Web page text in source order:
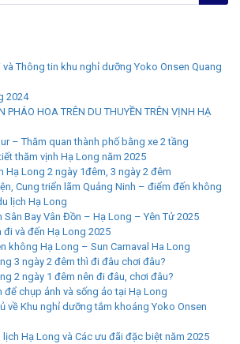
Thông tin khu nghỉ dưỡng Yoko Onsen Quang
2024
PHÁO HOA TRÊN DU THUYỀN TRÊN VỊNH HẠ
– Thăm quan thành phố bằng xe 2 tầng
thăm vịnh Hạ Long năm 2025
Hạ Long 2 ngày 1đêm, 3 ngày 2 đêm
Cung triển lãm Quảng Ninh – điểm đến không
lịch Hạ Long
Sân Bay Vân Đồn – Hạ Long – Yên Tử 2025
đi và đến Hạ Long 2025
không Hạ Long – Sun Carnaval Ha Long
3 ngày 2 đêm thì đi đâu chơi đâu?
2 ngày 1 đêm nên đi đâu, chơi đâu?
để chụp ảnh và sống ảo tại Hạ Long
về Khu nghỉ dưỡng tắm khoáng Yoko Onsen
lịch Hạ Long và Các ưu đãi đặc biệt năm 2025